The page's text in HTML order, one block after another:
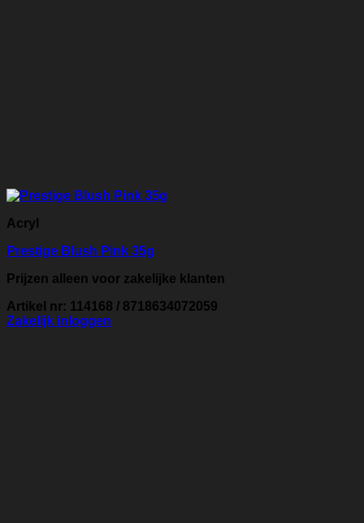
Acryl
Prestige Blush Pink 35g
Prijzen alleen voor zakelijke klanten
Artikel nr: 114168 / 8718634072059
Zakelijk inloggen